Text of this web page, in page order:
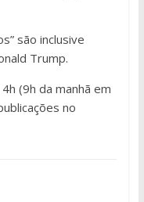
são inclusive
Trump.
(9h da manhã em
no